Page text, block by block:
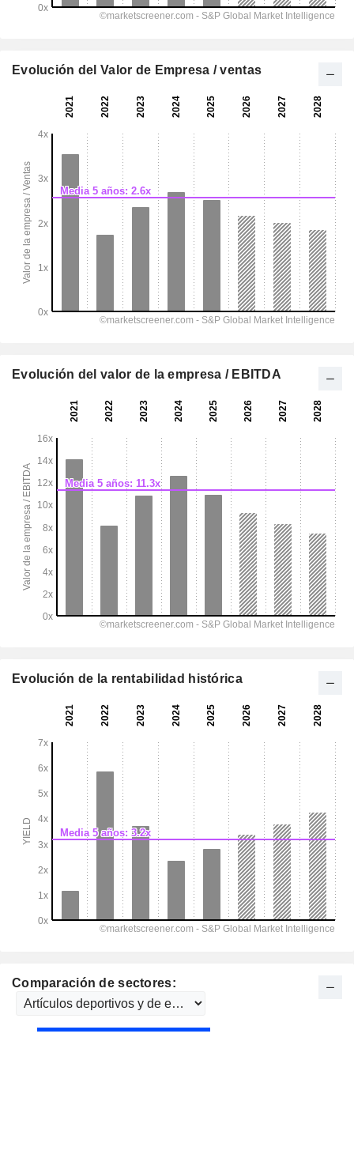
Comparación de sectores:
Evolución del Valor de Empresa / ventas
Evolución del valor de la empresa / EBITDA
Evolución de la rentabilidad histórica